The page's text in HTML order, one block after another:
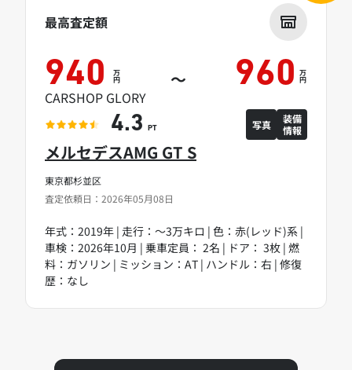
東京都杉並区
査定依頼日：2026年05月08日
メルセデスAMG GT S
年式：2019年 | 走行：～3万キロ | 色：赤(レッド)系 |
車検：2026年10月 | 乗車定員： 2名 | ドア： 3枚 | 燃
料：ガソリン | ミッション：AT | ハンドル：右 | 修復
歴：なし
最高査定額
940 万
円 ～ 960 万
円
CARSHOP GLORY
4.3 PT 写真
装備
情報